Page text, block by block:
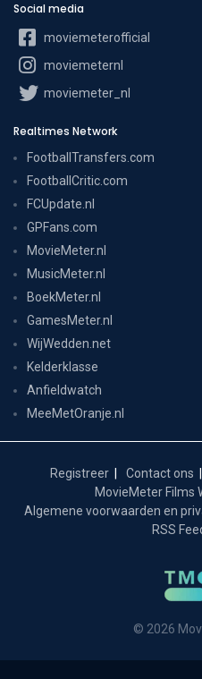
Social media
moviemeterofficial
moviemeternl
moviemeter_nl
Realtimes Network
FootballTransfers.com
FootballCritic.com
FCUpdate.nl
GPFans.com
MovieMeter.nl
MusicMeter.nl
BoekMeter.nl
GamesMeter.nl
WijWedden.net
Kelderklasse
Anfieldwatch
MeeMetOranje.nl
Registreer Contact ons
MovieMeter Films
Algemene voorwaarden en
RSS
© 2026